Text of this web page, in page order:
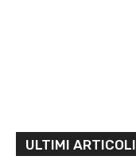
ULTIMI ARTICOLI